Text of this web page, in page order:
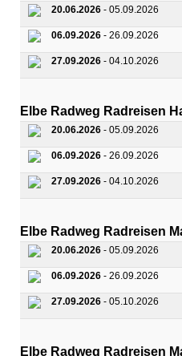
20.06.2026 - 05.09.2026
06.09.2026 - 26.09.2026
27.09.2026 - 04.10.2026
Elbe Radweg Radreisen
20.06.2026 - 05.09.2026
06.09.2026 - 26.09.2026
27.09.2026 - 04.10.2026
Elbe Radweg Radreisen
20.06.2026 - 05.09.2026
06.09.2026 - 26.09.2026
27.09.2026 - 05.10.2026
Elbe Radweg Radreisen